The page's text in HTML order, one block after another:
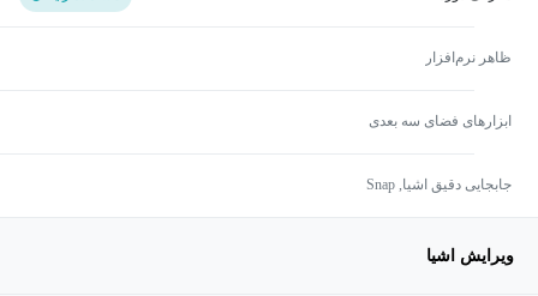
ظاهر نرم‌افزار
ابزارهای فضای سه بعدی
جابجایی دقیق اشیا, Snap
ویرایش اشیا